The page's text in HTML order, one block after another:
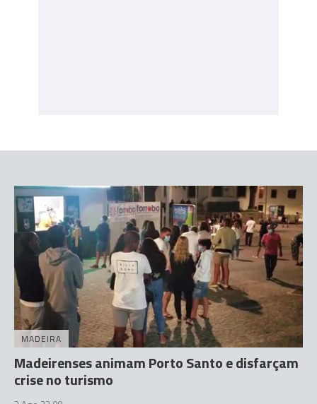
MADEIRA
Madeirenses animam Porto Santo e disfarçam
crise no turismo